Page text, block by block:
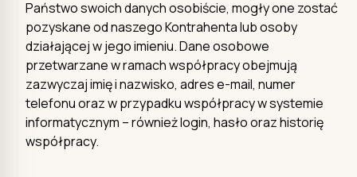
Państwo swoich danych osobiście, mogły one zostać
pozyskane od naszego Kontrahenta lub osoby
działającej w jego imieniu. Dane osobowe
przetwarzane w ramach współpracy obejmują
zazwyczaj imię i nazwisko, adres e-mail, numer
telefonu oraz w przypadku współpracy w systemie
informatycznym – również login, hasło oraz historię
współpracy.